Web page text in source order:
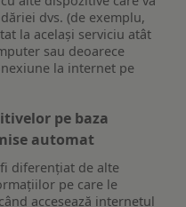
dvs. (de exemplu,
la același serviciu atât
sau deoarece
la internet pe
pe baza
automat
diferențiat de alte
pe care le
accesează internetul